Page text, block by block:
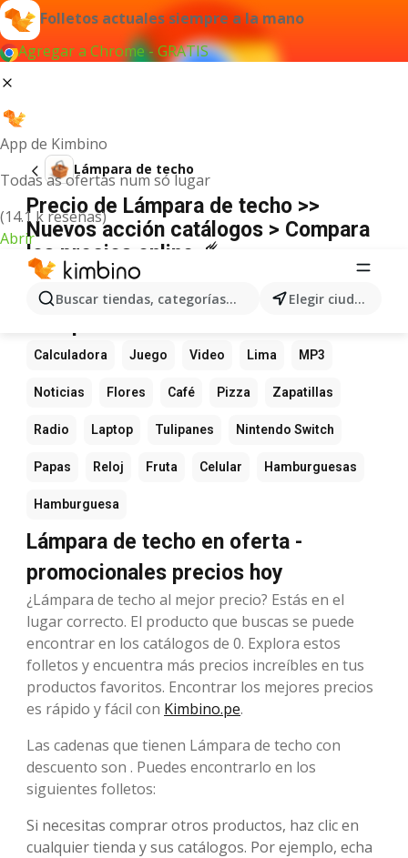
Folletos actuales siempre a la mano
Agregar a Chrome - GRATIS
App de Kimbino
Todas as ofertas num só lugar
(14.1 k reseñas)
Abrir
Buscar tiendas, categorías, productos... Elegir ciudad
Lámpara de techo
Precio de Lámpara de techo >>
Nuevos acción catálogos > Compara
los precios online ☄️
No hemos encontrado resultados para este
término.
Calculadora Juego Video Lima MP3
Noticias Flores Café Pizza Zapatillas
Radio Laptop Tulipanes Nintendo Switch
Papas Reloj Fruta Celular Hamburguesas
Hamburguesa
Lámpara de techo en oferta -
promocionales precios hoy
¿Lámpara de techo al mejor precio? Estás en el
lugar correcto. El producto que buscas se puede
encontrar en los catálogos de 0. Explora estos
folletos y encuentra más precios increíbles en tus
productos favoritos. Encontrar los mejores precios
es rápido y fácil con Kimbino.pe.
Las cadenas que tienen Lámpara de techo con
descuento son . Puedes encontrarlo en los
siguientes folletos:
Si necesitas comprar otros productos, haz clic en
cualquier tienda y sus catálogos. Por ejemplo, echa